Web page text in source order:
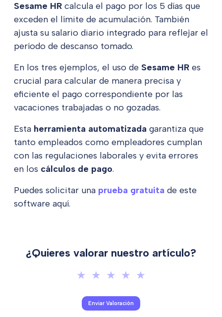
Sesame HR calcula el pago por los 5 días que
exceden el límite de acumulación. También
ajusta su salario diario integrado para reflejar el
período de descanso tomado.
En los tres ejemplos, el uso de Sesame HR es
crucial para calcular de manera precisa y
eficiente el pago correspondiente por las
vacaciones trabajadas o no gozadas.
Esta herramienta automatizada garantiza que
tanto empleados como empleadores cumplan
con las regulaciones laborales y evita errores
en los cálculos de pago.
Puedes solicitar una prueba gratuita de este
software aquí.
¿Quieres valorar nuestro artículo?